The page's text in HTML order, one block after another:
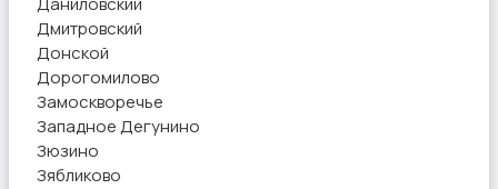
Дмитровский
Донской
Дорогомилово
Замоскворечье
Западное Дегунино
Зюзино
Зябликово